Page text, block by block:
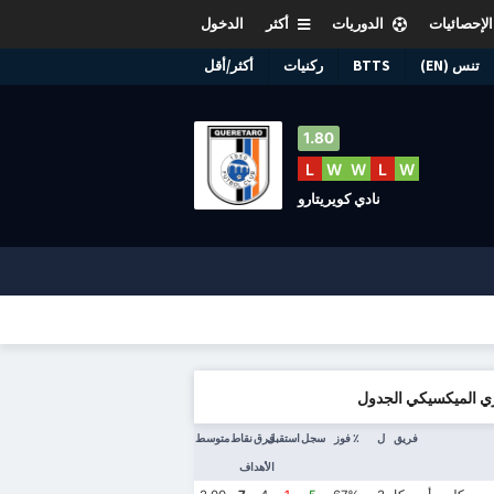
الدخول أكثر الدوريات الإحصائيات
أكثر/أقل ركنيات BTTS تنس (EN)
1.80
W
L
W
W
L
نادي كويريتارو
الميكسيكي الجدول
فريق ل ٪ فوز سجل استقبلفرق
الأهداف
نقاطمتوسط